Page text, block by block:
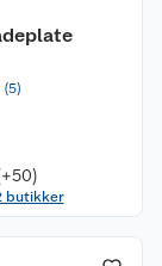
(5)
butikker